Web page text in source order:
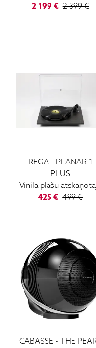
2 199€ 2 399€
REGA- PLANAR 1
PLUS
Vinila plašu
425 € 499€
CABASSE -THE